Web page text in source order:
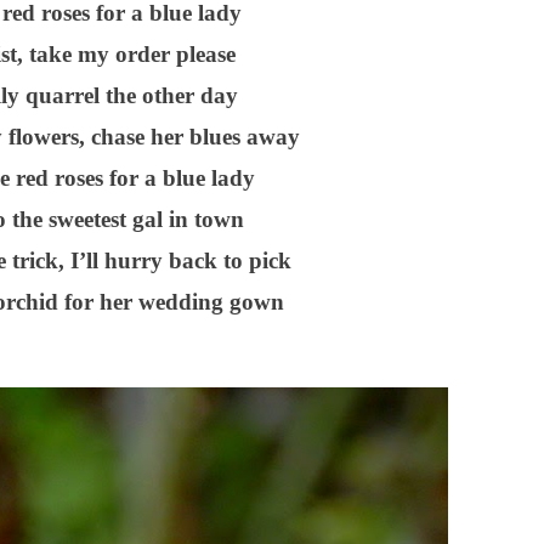
roses for a blue lady
take my order please
quarrel the other day
chase her blues away
red roses for a blue lady
the sweetest gal in town
trick, I’ll hurry back to pick
for her wedding gown